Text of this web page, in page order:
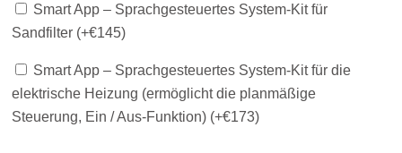
Smart App – Sprachgesteuertes System-Kit für
Sandfilter (+€145)
Smart App – Sprachgesteuertes System-Kit für die
elektrische Heizung (ermöglicht die planmäßige
Steuerung, Ein / Aus-Funktion) (+€173)